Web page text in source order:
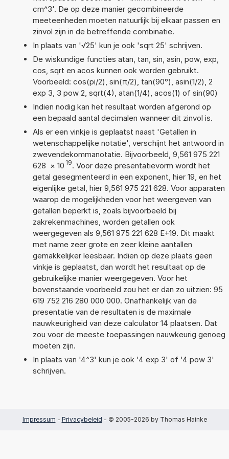
cm^3'. De op deze manier gecombineerde
meeteenheden moeten natuurlijk bij elkaar passen en
zinvol zijn in de betreffende combinatie.
In plaats van '√25' kun je ook 'sqrt 25' schrijven.
De wiskundige functies atan, tan, sin, asin, pow, exp,
cos, sqrt en acos kunnen ook worden gebruikt.
Voorbeeld: cos(pi/2), sin(π/2), tan(90°), asin(1/2), 2
exp 3, 3 pow 2, sqrt(4), atan(1/4), acos(1) of sin(90)
Indien nodig kan het resultaat worden afgerond op
een bepaald aantal decimalen wanneer dit zinvol is.
Als er een vinkje is geplaatst naast 'Getallen in
wetenschappelijke notatie', verschijnt het antwoord in
zwevendekommanotatie. Bijvoorbeeld, 9,561 975 221
628 × 10 19. Voor deze presentatievorm wordt het
getal gesegmenteerd in een exponent, hier 19, en het
eigenlijke getal, hier 9,561 975 221 628. Voor apparaten
waarop de mogelijkheden voor het weergeven van
getallen beperkt is, zoals bijvoorbeeld bij
zakrekenmachines, worden getallen ook
weergegeven als 9,561 975 221 628 E+19. Dit maakt
met name zeer grote en zeer kleine aantallen
gemakkelijker leesbaar. Indien op deze plaats geen
vinkje is geplaatst, dan wordt het resultaat op de
gebruikelijke manier weergegeven. Voor het
bovenstaande voorbeeld zou het er dan zo uitzien: 95
619 752 216 280 000 000. Onafhankelijk van de
presentatie van de resultaten is de maximale
nauwkeurigheid van deze calculator 14 plaatsen. Dat
zou voor de meeste toepassingen nauwkeurig genoeg
moeten zijn.
In plaats van '4^3' kun je ook '4 exp 3' of '4 pow 3'
schrijven.
Impressum - Privacybeleid - © 2005-2026 by Thomas Hainke